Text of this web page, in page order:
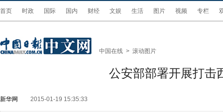
首页 时政 国际 国内 财经 文娱 生活 图片 视频 专栏
中国在线 > 滚动图片
公安部部署开展打击
新华网 2015-01-19 15:35:33